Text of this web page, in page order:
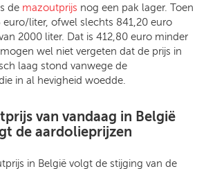
de mazoutprijs nog een pak lager. Toen
euro/liter, ofwel slechts 841,20 euro
2000 liter. Dat is 412,80 euro minder
wel niet vergeten dat de prijs in
laag stond vanwege de
in al hevigheid woedde.
van vandaag in België
de aardolieprijzen
in België volgt de stijging van de